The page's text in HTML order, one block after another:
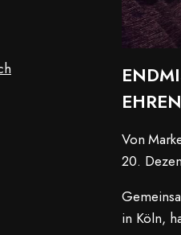
Von
20.
in Köln,